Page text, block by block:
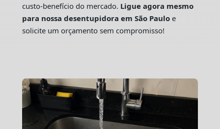
custo-benefício do mercado. Ligue agora mesmo
para nossa desentupidora em São Pauloe
solicite um orçamento sem compromisso!